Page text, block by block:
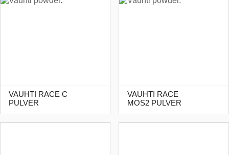
VAUHTI RACE C
PULVER
VAUHTI RACE
MOS2 PULVER